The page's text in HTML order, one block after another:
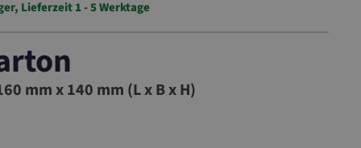
Lieferzeit 1 - 5 Werktage
mm x 140 mm (L x B x H)